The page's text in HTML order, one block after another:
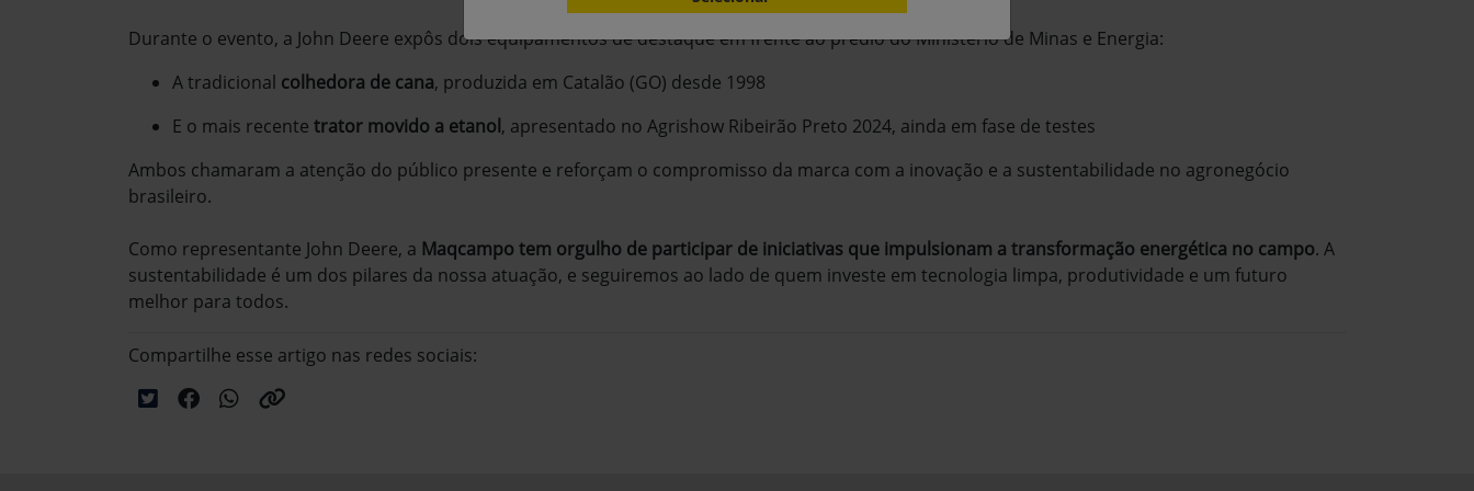
Durante o evento, a John Deere expôs dois equipamentos de destaque em frente ao prédio do Ministério de Minas e Energia:
A tradicional colhedora de cana, produzida em Catalão (GO) desde 1998
E o mais recente trator movido a etanol, apresentado no Agrishow Ribeirão Preto 2024, ainda em fase de testes
Ambos chamaram a atenção do público presente e reforçam o compromisso da marca com a inovação e a sustentabilidade no agronegócio
brasileiro.
Como representante John Deere, a Maqcampo tem orgulho de participar de iniciativas que impulsionam a transformação energética no campo. A
sustentabilidade é um dos pilares da nossa atuação, e seguiremos ao lado de quem investe em tecnologia limpa, produtividade e um futuro
melhor para todos.
Compartilhe esse artigo nas redes sociais: